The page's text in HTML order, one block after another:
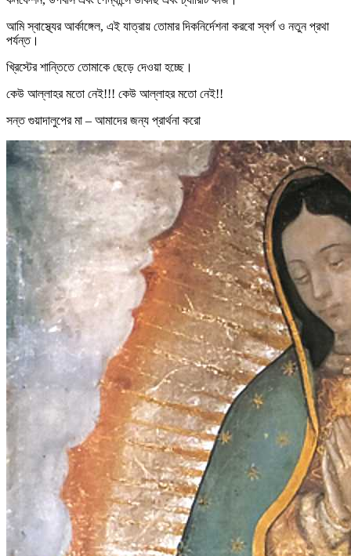
আমি স্বাস্থ্যের আর্কাঙ্গেল, এই যাত্রায় তোমার দিকনির্দেশনা করবো স্বর্গ ও নতুন প্রথা
পর্যন্ত।
খ্রিস্টের শান্তিতে তোমাকে ছেড়ে দেওয়া হচ্ছে।
কেউ আল্লাহর মতো নেই!!! কেউ আল্লাহর মতো নেই!!
সন্ত গুয়াদালুপের মা – আমাদের জন্য প্রার্থনা করো